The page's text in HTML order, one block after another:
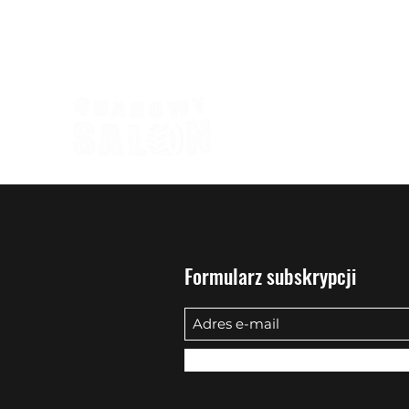
Formularz subskrypcji